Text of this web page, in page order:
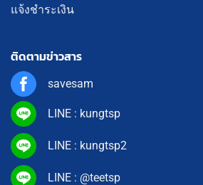
แจ้งชำระเงิน
ติดตามข่าวสาร
savesam
LINE : kungtsp
LINE : kungtsp2
LINE : @teetsp